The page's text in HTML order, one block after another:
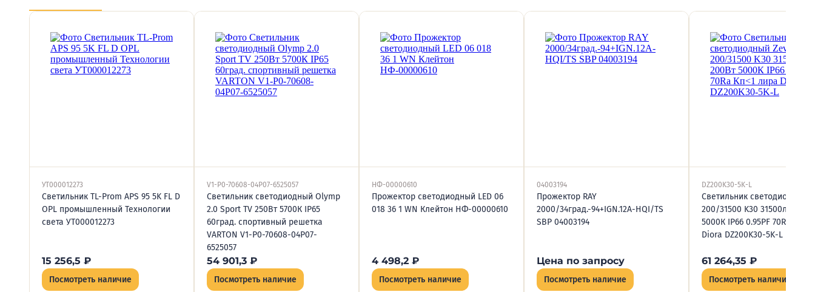
УТ000012273
Светильник TL-Prom APS 95 5K FL D
OPL промышленный Технологии
света УТ000012273
15 256,5 ₽
Посмотреть наличие
V1-P0-70608-04P07-6525057
Светильник светодиодный Olymp
2.0 Sport TV 250Вт 5700К IP65
60град. спортивный решетка
VARTON V1-P0-70608-04P07-
6525057
54 901,3 ₽
Посмотреть наличие
НФ-00000610
Прожектор светодиодный LED 06
018 36 1 WN Клейтон НФ-00000610
4 498,2 ₽
Посмотреть наличие
04003194
Прожектор RAY
2000/34град.-94+IGN.12A-HQI/TS
SBP 04003194
Цена по запросу
Посмотреть наличие
DZ200K30-5K-L
Светильник светодиодный
200/31500 K30 31500лм
5000К IP66 0.95PF 70Ra Кп<1
Diora DZ200K30-5K-L
61 264,35 ₽
Посмотреть наличие